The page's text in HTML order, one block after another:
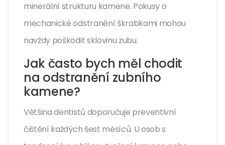
minerální strukturu kamene. Pokusy o
mechanické odstranění škrabkami mohou
navždy poškodit sklovinu zubu.
Jak často bych měl chodit
na odstranění zubního
kamene?
Většina dentistů doporučuje preventivní
čištění každých šest měsíců. U osob s